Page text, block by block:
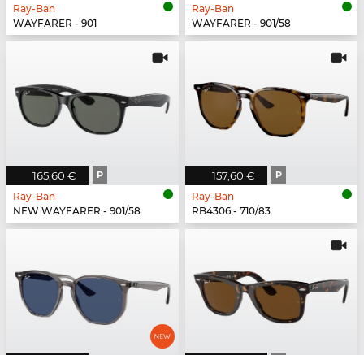
Ray-Ban
WAYFARER - 901
Ray-Ban
WAYFARER - 901/58
165,60 € P
Ray-Ban
NEW WAYFARER - 901/58
157,60 € P
Ray-Ban
RB4306 - 710/83